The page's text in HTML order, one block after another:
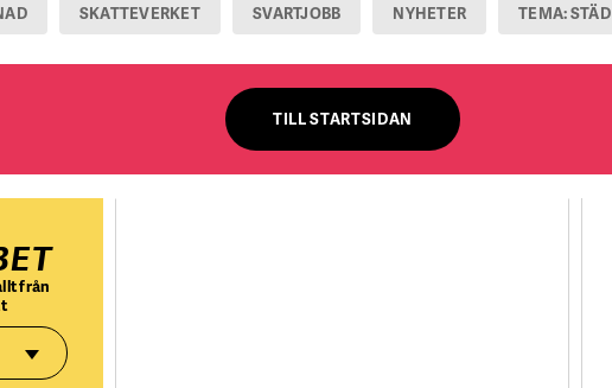
SKATTEVERKET SVARTJOBB NYHETER TEMA: STÄD
TILL STARTSIDAN
från